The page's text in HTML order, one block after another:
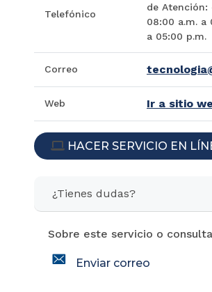
Telefónico
de Atención:
08:00 a.m. a
a 05:00 p.m.
Correo
Web Ir a sitio
ICON
HACER SERVICIO EN
¿Tienes dudas?
Sobre este servicio o consulta
Enviar correo